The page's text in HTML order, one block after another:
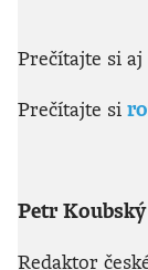
Prečítajte si aj
Prečítajte si
Petr Koubský
Redaktor